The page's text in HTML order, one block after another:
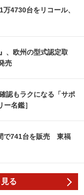
4730台をリコール、
、欧州の型式認定取
売
認もラクになる「サポ
名鑑］
で741台を販売 東福
る